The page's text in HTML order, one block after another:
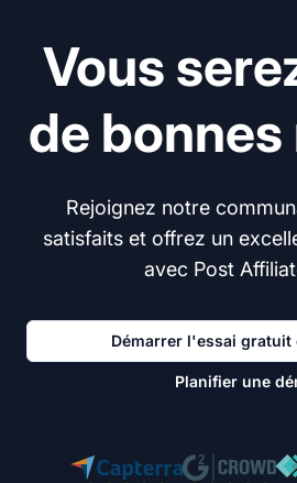
Vous
de bonnes
Rejoignez notre
satisfaits et offrez un
avec Post
Démarrer l'essai gratuit
Planifier une